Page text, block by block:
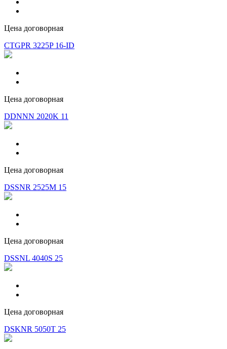
Цена договорная
CTGPR 3225P 16-ID
Цена договорная
DDNNN 2020K 11
Цена договорная
DSSNR 2525M 15
Цена договорная
DSSNL 4040S 25
Цена договорная
DSKNR 5050T 25